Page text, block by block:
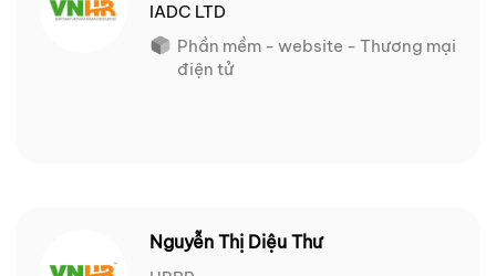
IADC LTD
Phần mềm - website - Thương mại
điện tử
Nguyễn Thị Diệu Thư